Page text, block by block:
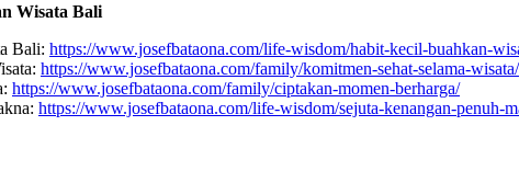
Wisata Bali
Bali: https://www.josefbataona.com/life-wisdom/habit-kecil-buahkan-
https://www.josefbataona.com/family/komitmen-sehat-selama-wisata/
https://www.josefbataona.com/family/ciptakan-momen-berharga/
https://www.josefbataona.com/life-wisdom/sejuta-kenangan-penuh-